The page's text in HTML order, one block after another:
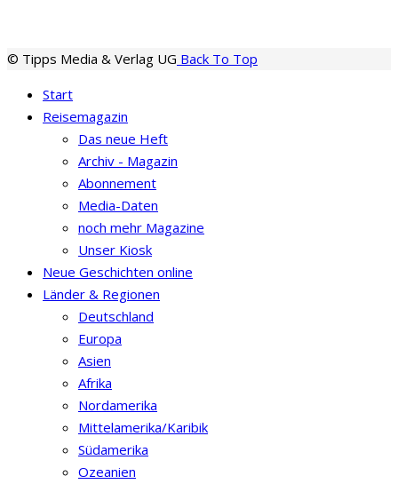
© Tipps Media & Verlag UG Back To Top
Start
Reisemagazin
Das neue Heft
Archiv - Magazin
Abonnement
Media-Daten
noch mehr Magazine
Unser Kiosk
Neue Geschichten online
Länder & Regionen
Deutschland
Europa
Asien
Afrika
Nordamerika
Mittelamerika/Karibik
Südamerika
Ozeanien